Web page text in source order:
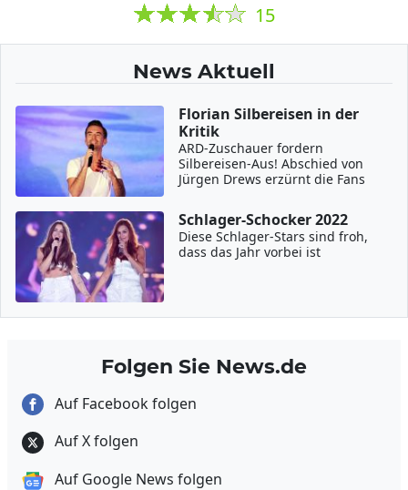
15
News Aktuell
Florian Silbereisen in der
Kritik
ARD-Zuschauer fordern
Silbereisen-Aus! Abschied von
Jürgen Drews erzürnt die Fans
Schlager-Schocker 2022
Diese Schlager-Stars sind froh,
dass das Jahr vorbei ist
Folgen Sie News.de
Auf Facebook folgen
Auf X folgen
Auf Google News folgen